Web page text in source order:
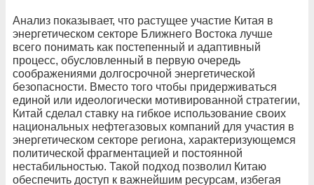
Анализ показывает, что растущее участие Китая в
энергетическом секторе Ближнего Востока лучше
всего понимать как постепенный и адаптивный
процесс, обусловленный в первую очередь
соображениями долгосрочной энергетической
безопасности. Вместо того чтобы придерживаться
единой или идеологически мотивированной стратегии,
Китай сделал ставку на гибкое использование своих
национальных нефтегазовых компаний для участия в
энергетическом секторе региона, характеризующемся
политической фрагментацией и постоянной
нестабильностью. Такой подход позволил Китаю
обеспечить доступ к важнейшим ресурсам, избегая